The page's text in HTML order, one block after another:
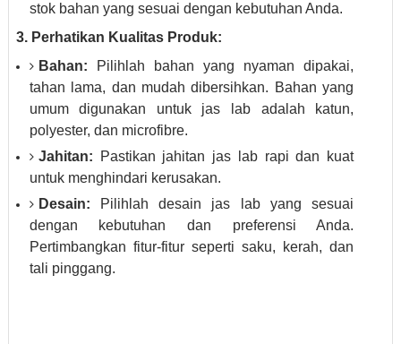
stok bahan yang sesuai dengan kebutuhan Anda.
3. Perhatikan Kualitas Produk:
Bahan: Pilihlah bahan yang nyaman dipakai,
tahan lama, dan mudah dibersihkan. Bahan yang
umum digunakan untuk jas lab adalah katun,
polyester, dan microfibre.
Jahitan: Pastikan jahitan jas lab rapi dan kuat
untuk menghindari kerusakan.
Desain: Pilihlah desain jas lab yang sesuai
dengan kebutuhan dan preferensi Anda.
Pertimbangkan fitur-fitur seperti saku, kerah, dan
tali pinggang.